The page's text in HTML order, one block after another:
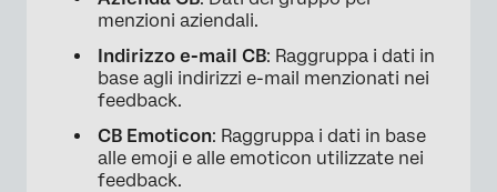
menzioni aziendali.
Indirizzo e-mail CB: Raggruppa i dati in
base agli indirizzi e-mail menzionati nei
feedback.
CB Emoticon: Raggruppa i dati in base
alle emoji e alle emoticon utilizzate nei
feedback.